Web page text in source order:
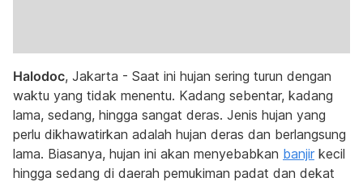
Halodoc, Jakarta - Saat ini hujan sering turun dengan
waktu yang tidak menentu. Kadang sebentar, kadang
lama, sedang, hingga sangat deras. Jenis hujan yang
perlu dikhawatirkan adalah hujan deras dan berlangsung
lama. Biasanya, hujan ini akan menyebabkan banjir kecil
hingga sedang di daerah pemukiman padat dan dekat